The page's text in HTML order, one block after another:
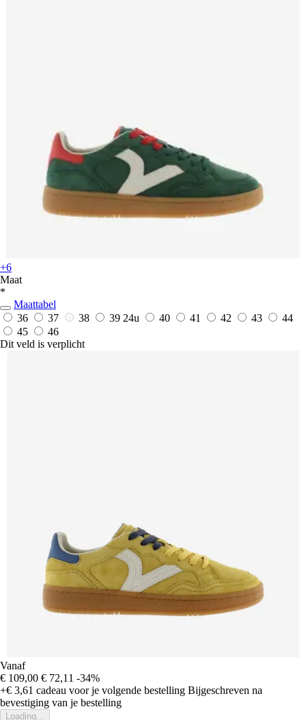
+6
Maat
*
Maattabel
36
37 38 39 24u 40 41 42 43
44
45
46
Dit veld is verplicht
Vanaf
€ 109,00 € 72,11 -34%
+€ 3,61 cadeau voor je volgende bestelling Bijgeschreven na
bevestiging van je bestelling
Loading...